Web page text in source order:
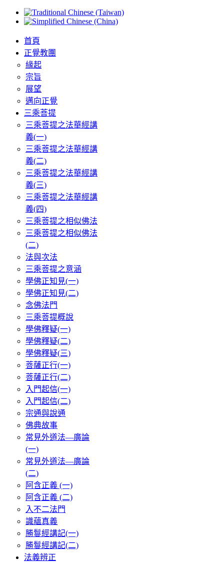
首頁
正覺教團
緣起
宗旨
展望
邁向正覺
三乘菩提
三乘菩提之法華經講
義(一)
三乘菩提之法華經講
義(二)
三乘菩提之法華經講
義(三)
三乘菩提之法華經講
義(四)
三乘菩提之相似佛法
三乘菩提之相似佛法
(二)
法與次法
三乘菩提之意涵
學佛正知見(一)
學佛正知見(二)
念佛法門
三乘菩提概說
學佛釋疑(一)
學佛釋疑(二)
學佛釋疑(三)
菩薩正行(一)
菩薩正行(二)
入門起信(一)
入門起信(二)
宗通與說通
佛典故事
常見外道法—廣論
(一)
常見外道法—廣論
(二)
阿含正義 (一)
阿含正義 (二)
入不二法門
識蘊真義
勝鬘經講記(一)
勝鬘經講記(二)
法義辨正